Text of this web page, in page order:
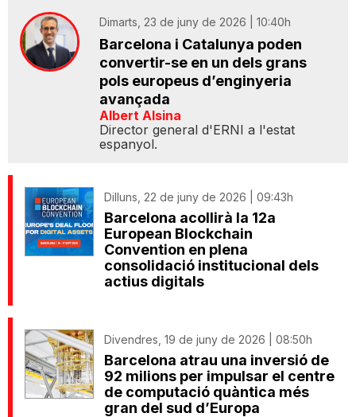
Dimarts, 23 de juny de 2026 | 10:40h
Barcelona i Catalunya poden
convertir-se en un dels grans
pols europeus d’enginyeria
avançada
Albert Alsina
Director general d'ERNI a l'estat
espanyol.
Dilluns, 22 de juny de 2026 | 09:43h
Barcelona acollirà la 12a
European Blockchain
Convention en plena
consolidació institucional dels
actius digitals
Divendres, 19 de juny de 2026 | 08:50h
Barcelona atrau una inversió de
92 milions per impulsar el centre
de computació quàntica més
gran del sud d’Europa